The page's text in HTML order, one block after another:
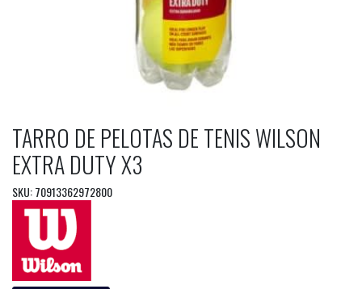
TARRO DE PELOTAS DE TENIS WILSON
EXTRA DUTY X3
SKU: 70913362972800